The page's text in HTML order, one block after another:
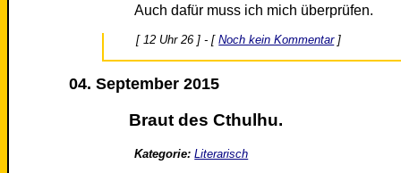
Auch dafür muss ich mich überprüfen.
[ 12 Uhr 26 ] - [Noch kein Kommentar]
04. September 2015
Braut des Cthulhu.
Kategorie: Literarisch